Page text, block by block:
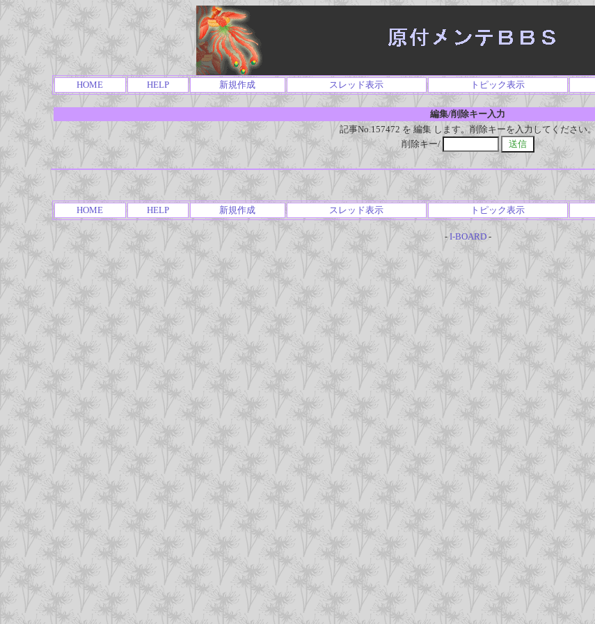
HOME HELP 新規作成 スレッド表示 トピック表示
編集/削除キー入力
記事No.157472 を 編集 します。削除キーを入力してください。
削除キー/
HOME HELP 新規作成 スレッド表示 トピック表示
- I-BOARD-